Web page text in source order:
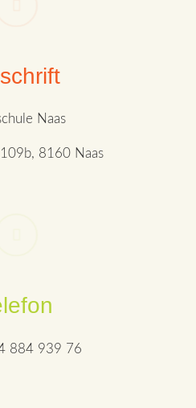
Naas
8160 Naas
884 939 76